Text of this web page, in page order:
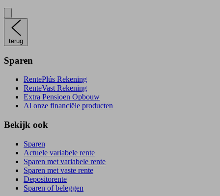
terug
Sparen
RentePlús Rekening
RenteVast Rekening
Extra Pensioen Opbouw
Al onze financiële producten
Bekijk ook
Sparen
Actuele variabele rente
Sparen met variabele rente
Sparen met vaste rente
Depositorente
Sparen of beleggen